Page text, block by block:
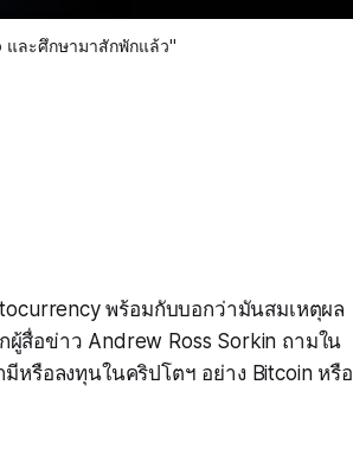
และศึกษามาสักพักแล้ว"
พร้อมกับบอกว่ามันสมเหตุผล
ผู้สื่อข่าว Andrew Ross Sorkin ถามใน
หรือลงทุนในคริปโตฯ อย่าง Bitcoin หรือ